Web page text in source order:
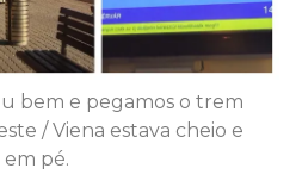
bem e pegamos o trem
/ Viena estava cheio e
em pé.